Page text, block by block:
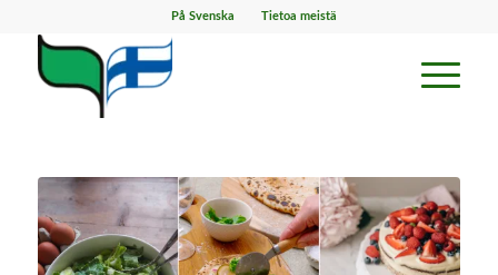
På Svenska Tietoa meistä